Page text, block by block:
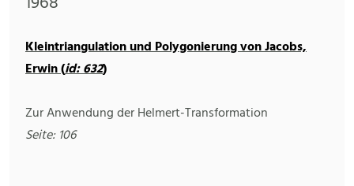
Kleintriangulation und Polygonierung von Jacobs,
Erwin (id: 632)
Zur Anwendung der Helmert-Transformation
Seite: 106